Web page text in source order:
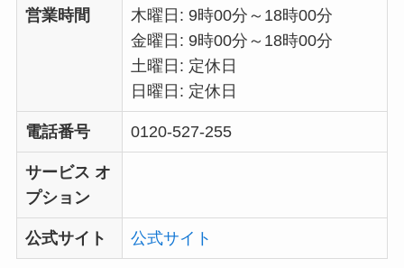
営業時間
木曜日: 9時00分～18時00分
金曜日: 9時00分～18時00分
土曜日: 定休日
日曜日: 定休日
電話番号 0120-527-255
サービス オ
プション
公式サイト 公式サイト